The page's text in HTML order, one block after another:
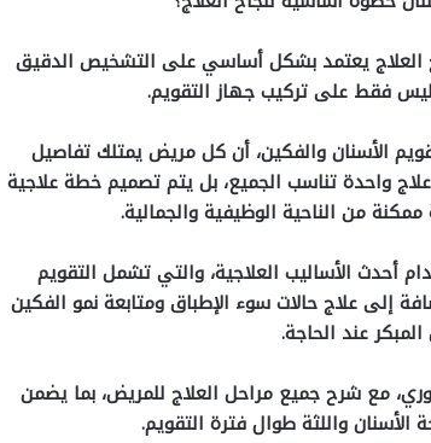
العلاج يعتمد بشكل أساسي على التشخيص الدقيق
فقط على تركيب جهاز التقويم.
الأسنان والفكين، أن كل مريض يمتلك تفاصيل
واحدة تناسب الجميع، بل يتم تصميم خطة علاجية
من الناحية الوظيفية والجمالية.
أحدث الأساليب العلاجية، والتي تشمل التقويم
إلى علاج حالات سوء الإطباق ومتابعة نمو الفكين
عند الحاجة.
مع شرح جميع مراحل العلاج للمريض، بما يضمن
واللثة طوال فترة التقويم.